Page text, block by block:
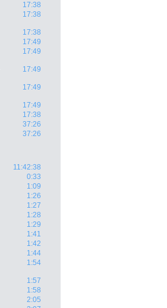
17:38
17:38
17:38
17:49
17:49
17:49
17:49
17:49
17:38
37:26
37:26
11:42:38
0:33
1:09
1:26
1:27
1:28
1:29
1:41
1:42
1:44
1:54
1:57
1:58
2:05